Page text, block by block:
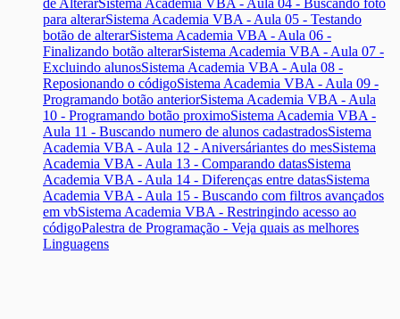
para alterarSistema Academia VBA - Aula 05 - Testando
botão de alterarSistema Academia VBA - Aula 06 -
Finalizando botão alterarSistema Academia VBA - Aula 07 -
Excluindo alunosSistema Academia VBA - Aula 08 -
Reposionando o códigoSistema Academia VBA - Aula 09 -
Programando botão anteriorSistema Academia VBA - Aula
10 - Programando botão proximoSistema Academia VBA -
Aula 11 - Buscando numero de alunos cadastradosSistema
Academia VBA - Aula 12 - Aniversáriantes do mesSistema
Academia VBA - Aula 13 - Comparando datasSistema
Academia VBA - Aula 14 - Diferenças entre datasSistema
Academia VBA - Aula 15 - Buscando com filtros avançados
em vbSistema Academia VBA - Restringindo acesso ao
códigoPalestra de Programação - Veja quais as melhores
Linguagens